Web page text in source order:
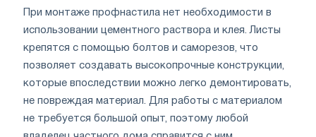
При монтаже профнастила нет необходимости в
использовании цементного раствора и клея. Листы
крепятся с помощью болтов и саморезов, что
позволяет создавать высокопрочные конструкции,
которые впоследствии можно легко демонтировать,
не повреждая материал. Для работы с материалом
не требуется большой опыт, поэтому любой